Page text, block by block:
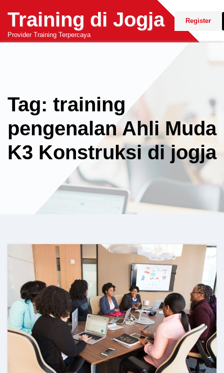
content
Training di Jogja
Provider Training Terpercaya
Register
Tag: training
pengenalan Ahli Muda
K3 Konstruksi di jogja